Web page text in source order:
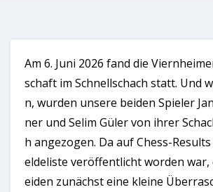
Am 6. Juni 2026 fand die
schaft im Schnellschach statt. Und
n, wurden unsere beiden Spieler
ner und Selim Güler von ihrer
h angezogen. Da auf Chess-
eldeliste veröffentlicht worden war,
eiden zunächst eine kleine